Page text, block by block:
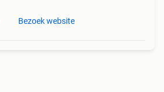
Bezoek website